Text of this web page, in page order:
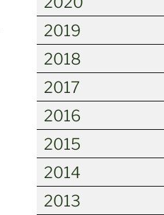
2019
2018
2017
2016
2015
2014
2013